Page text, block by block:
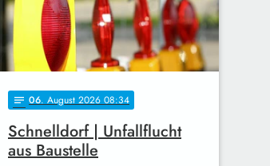
notes 06. August 2026 08:34
Schnelldorf | Unfallflucht
aus Baustelle